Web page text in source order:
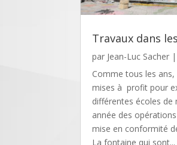
Travaux dans
par Jean-Luc Sacher |
Comme tous les
mises à profit pour
différentes écoles
année des
mise en conformité
La fontaine qui sont...